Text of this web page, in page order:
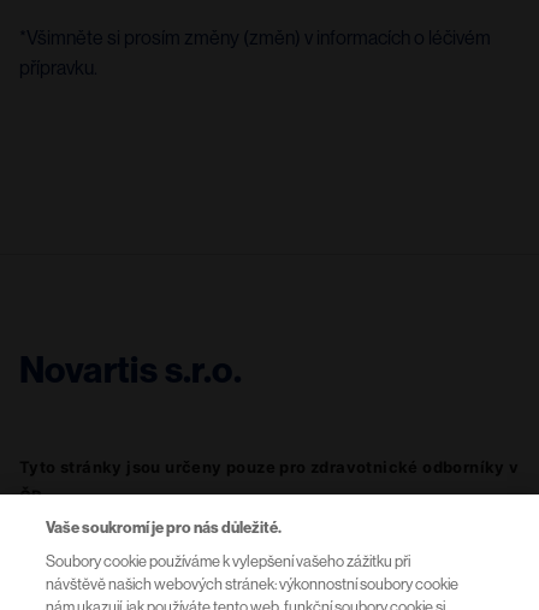
*Všimněte si prosím změny (změn) v informacích o léčivém
přípravku.
Novartis s.r.o.
ČR.
Podmínky užití
Vaše soukromí je pro nás důležité.
Soubory cookie používáme k vylepšení vašeho zážitku při
návštěvě našich webových stránek: výkonnostní soubory cookie